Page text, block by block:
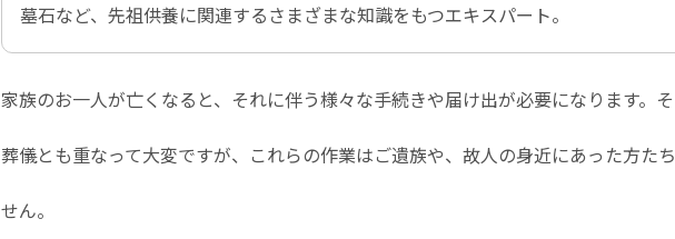
墓石など、先祖供養に関連するさまざまな知識をもつエキスパート。
家族のお一人が亡くなると、それに伴う様々な手続きや届け出が必要になります。そ
葬儀とも重なって大変ですが、これらの作業はご遺族や、故人の身近にあった方た
せん。